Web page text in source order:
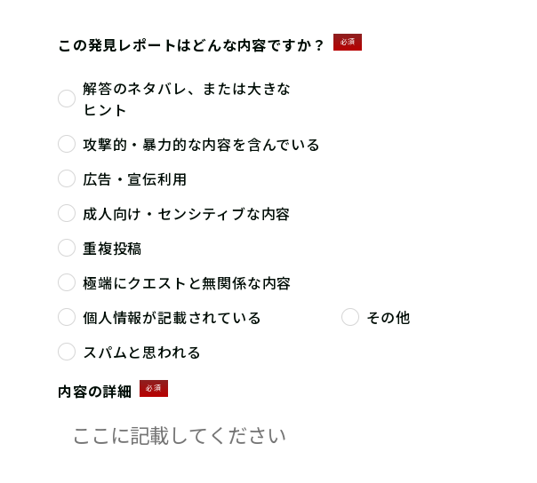
この発見レポートはどんな内容ですか？ 必須
解答のネタバレ、または大きな
ヒント
攻撃的・暴力的な内容を含んでいる
広告・宣伝利用
成人向け・センシティブな内容
重複投稿
極端にクエストと無関係な内容
個人情報が記載されている
その他
スパムと思われる
内容の詳細
必須